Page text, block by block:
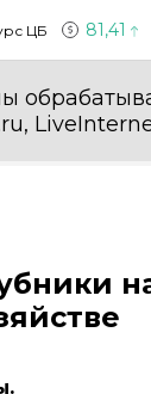
ЦБ 81,41